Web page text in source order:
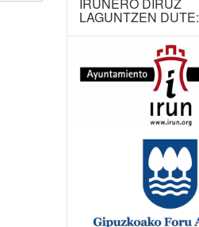
LAGUNTZEN DUTE: